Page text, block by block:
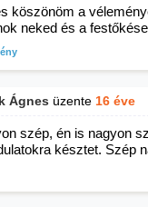
köszönöm a
neked és a
Ágnes üzente 16 éve
szép, én is nagyon
késztet. Szép